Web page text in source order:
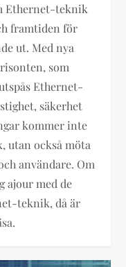
Ethernet-teknik
framtiden för
ut. Med nya
som
Ethernet-
säkerhet
kommer inte
utan också möta
användare. Om
ajour med de
teknik, då är